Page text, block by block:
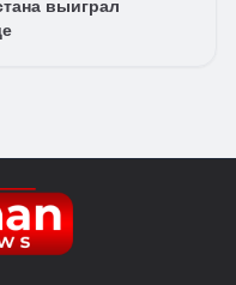
выиграл